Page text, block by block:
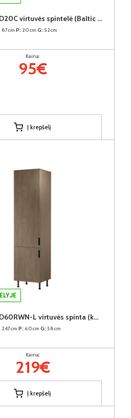
SORENTO D20C virtuvės spintelė (Baltic Storm/Baltic Storm)
87cm P: 20cm G: 52cm
Kaina:
95€
Į krepšelį
SORENTO D60RWN-L virtuvės spinta (kairinė) (Baltic Storm/Baltic Storm)
247cm P: 60cm G: 58cm
Kaina:
219€
Į krepšelį